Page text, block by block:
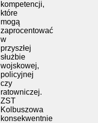
kompetencji,
które
mogą
zaprocentować
w
przyszłej
służbie
wojskowej,
policyjnej
czy
ratowniczej.
ZST
Kolbuszowa
konsekwentnie